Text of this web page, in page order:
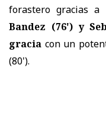
forastero gracias a
Bandez (76') y
gracia con un
(80').